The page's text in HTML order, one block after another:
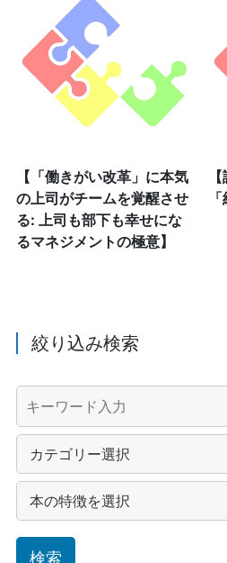
【「働きがい改革」に本気
の上司がチームを覚醒させ
る: 上司も部下も幸せにな
るマネジメントの極意】
絞り込み検索